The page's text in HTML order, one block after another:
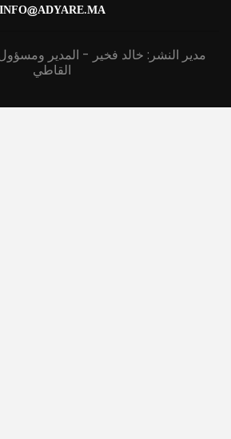
INFO@ADYARE.MA
مدير النشر: خالد فخير - المدير ومسؤول
القاطي